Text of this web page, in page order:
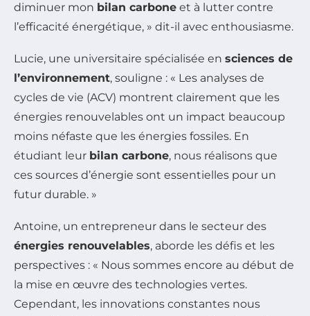
diminuer mon bilan carbone et à lutter contre
l’efficacité énergétique, » dit-il avec enthousiasme.
Lucie, une universitaire spécialisée en sciences de
l’environnement, souligne : « Les analyses de
cycles de vie (ACV) montrent clairement que les
énergies renouvelables ont un impact beaucoup
moins néfaste que les énergies fossiles. En
étudiant leur bilan carbone, nous réalisons que
ces sources d’énergie sont essentielles pour un
futur durable. »
Antoine, un entrepreneur dans le secteur des
énergies renouvelables, aborde les défis et les
perspectives : « Nous sommes encore au début de
la mise en œuvre des technologies vertes.
Cependant, les innovations constantes nous